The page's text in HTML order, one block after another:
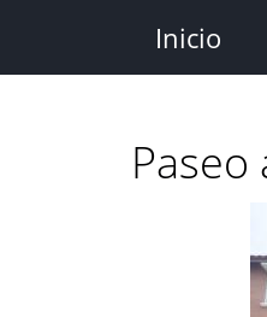
contenido
Inicio
Paseo